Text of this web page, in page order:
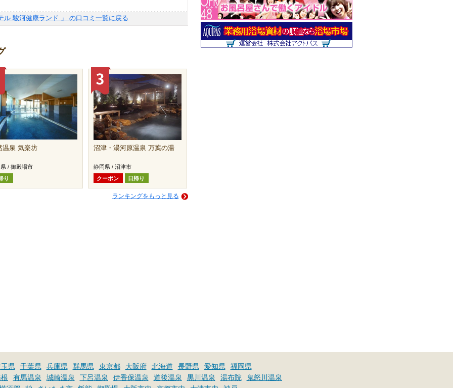
ル 駿河健康ランド 」 の口コミ一覧に戻る
温泉 気楽坊
/ 御殿場市
り
沼津・湯河原温泉 万葉の湯
静岡県 / 沼津市
クーポン
日帰り
ランキングをもっと見る
県 千葉県 兵庫県 群馬県 東京都 大阪府 北海道 長野県 愛知県
福岡県
有馬温泉 城崎温泉 下呂温泉 伊香保温泉 道後温泉 黒川温泉 湯布院
鬼怒川温泉